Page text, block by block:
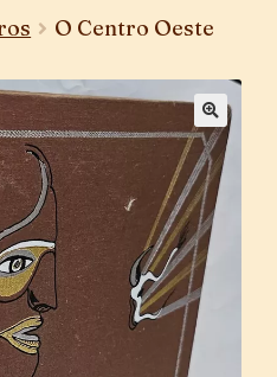
MENU
DESCENDENTE
E ENTREGA
O Centro Oeste